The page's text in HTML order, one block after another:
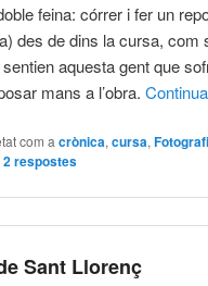
feina: córrer i fer un
des de dins la cursa, com
aquesta gent que
mans a l’obra.
com a crònica,cursa,
2respostes
Sant Llorenç